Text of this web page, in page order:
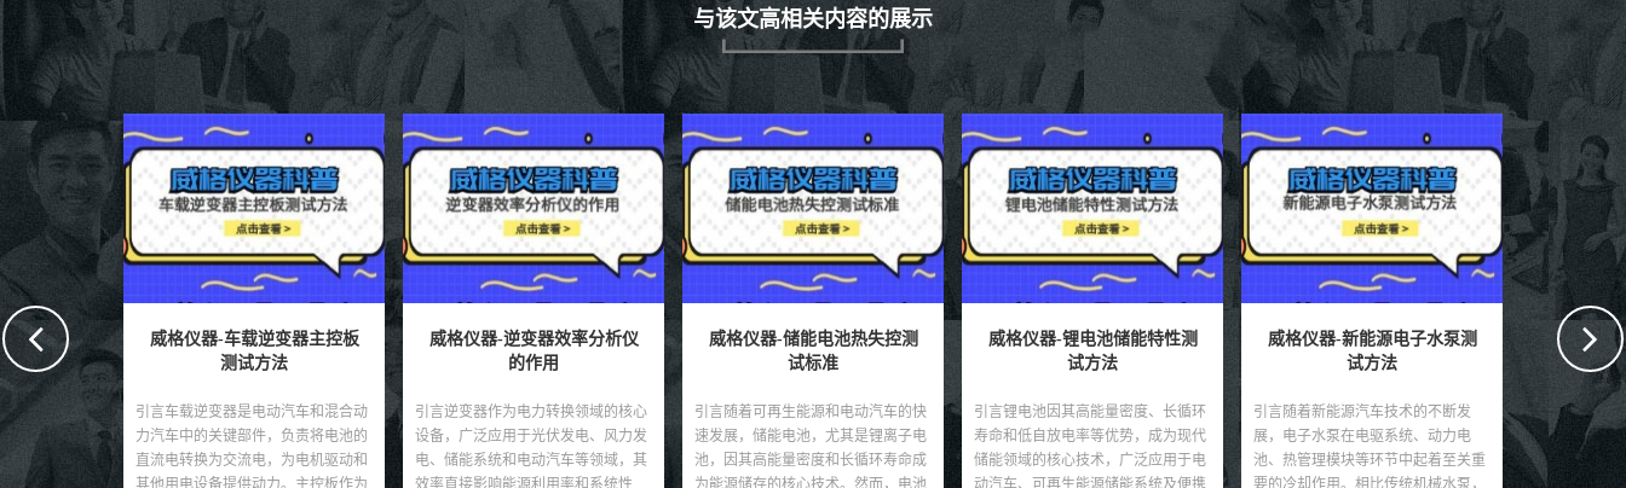
与该文高相关内容的展示
器主控板
车和混合动
责将电池的
威格仪器-逆变器效率分析仪
的作用
引言逆变器作为电力转换领域的核心
设备，广泛应用于光伏发电、风力发
电、储能系统和电动汽车等领域，其
效率直接影响能源利用率和系统性
威格仪器-储能电池热失控测
试标准
引言随着可再生能源和电动汽车的快
速发展，储能电池，尤其是锂离子电
池，因其高能量密度和长循环寿命成
为能源储存的核心技术。然而，电池
威格仪器-锂电池储能特性测
试方法
引言锂电池因其高能量密度、长循环
寿命和低自放电率等优势，成为现代
储能领域的核心技术，广泛应用于电
动汽车、可再生能源储能系统及便携
威格仪器-新能源电子水泵测
试方法
引言随着新能源汽车技术的不断发
展，电子水泵在电驱系统、动力电
池、热管理模块等环节中起着至关重
要的冷却作用。相比传统机械水泵，
威格仪器-充电桩极限测试方
法有哪些
引言随着电动汽车市场的蓬勃发展，
充电桩作为新能源汽车生态系统的核
心基础设施，其性能和可靠性直接影
响用户体验和电网安全。充电桩需在
威格仪器
引言关节电
动化设备中的
输出直接决定
载能力和稳